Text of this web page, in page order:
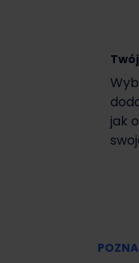
jak